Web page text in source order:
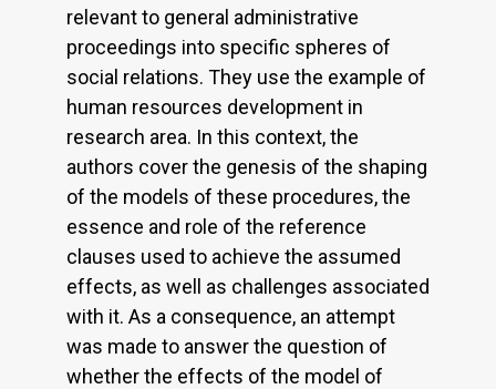
relevant to general administrative
proceedings into specific spheres of
social relations. They use the example of
human resources development in
research area. In this context, the
authors cover the genesis of the shaping
of the models of these procedures, the
essence and role of the reference
clauses used to achieve the assumed
effects, as well as challenges associated
with it. As a consequence, an attempt
was made to answer the question of
whether the effects of the model of